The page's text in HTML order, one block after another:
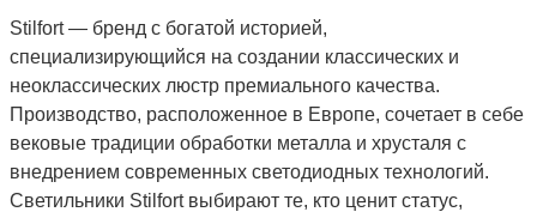
Stilfort — бренд с богатой историей,
специализирующийся на создании классических и
неоклассических люстр премиального качества.
Производство, расположенное в Европе, сочетает в себе
вековые традиции обработки металла и хрусталя с
внедрением современных светодиодных технологий.
Светильники Stilfort выбирают те, кто ценит статус,